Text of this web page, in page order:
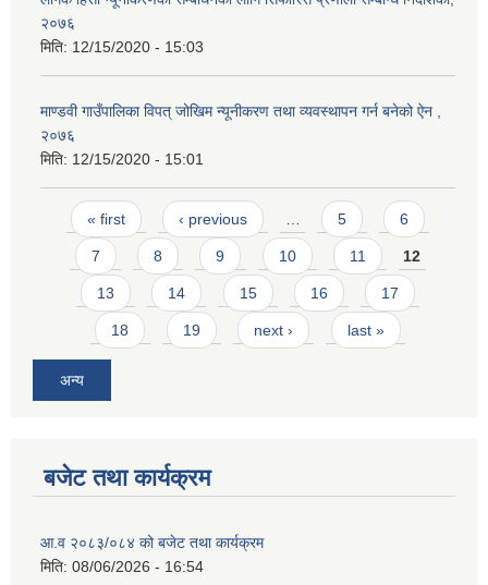
२०७६
मिति: 12/15/2020 - 15:03
माण्डवी गाउँपालिका विपत् जोखिम न्यूनीकरण तथा व्यवस्थापन गर्न बनेको ऐन ,
२०७६
मिति: 12/15/2020 - 15:01
Pages
« first ‹ previous 5 6
7 8 9 10 11 12
13 14 15 16 17
18 19 next › last »
अन्य
बजेट तथा कार्यक्रम
आ.व २०८३/०८४ को बजेट तथा कार्यक्रम
मिति: 08/06/2026 - 16:54